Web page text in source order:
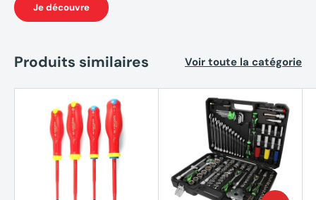
Je découvre
Produits similaires Voir toute la catégorie